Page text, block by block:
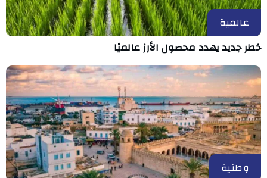
عالمية
خطر جديد يهدد محصول الأرز عالميًا
وطنية